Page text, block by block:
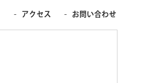
アクセス お問い合わせ